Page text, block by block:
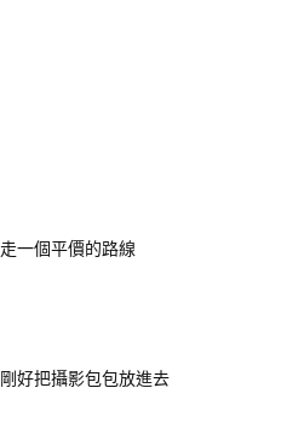
一個平價的路線
好把攝影包包放進去